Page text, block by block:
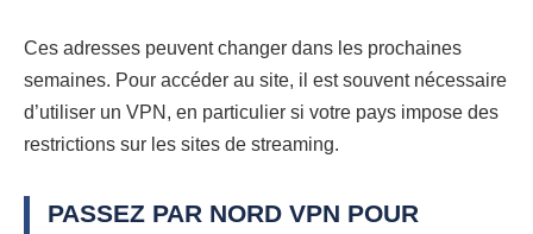
Ces adresses peuvent changer dans les prochaines
semaines. Pour accéder au site, il est souvent nécessaire
d’utiliser un VPN, en particulier si votre pays impose des
restrictions sur les sites de streaming.
PASSEZ PAR NORD VPN POUR